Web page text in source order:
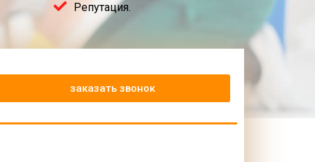
Репутация.
заказать звонок